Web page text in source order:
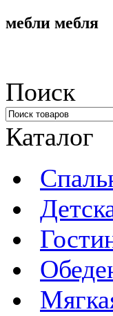
мебли мебля
Поиск
Каталог